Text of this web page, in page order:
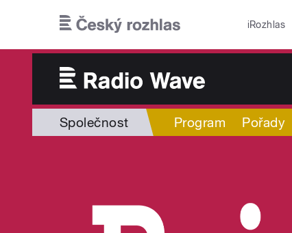
iRozhlas
Společnost Program Pořady